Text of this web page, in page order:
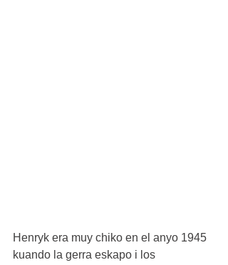
Henryk era muy chiko en el anyo 1945
kuando la gerra eskapo i los